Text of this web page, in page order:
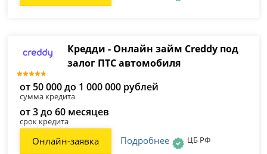
Кредди - Онлайн займ Creddy под
залог ПТС автомобиля
от 50 000 до 1 000 000 рублей
сумма кредита
от 3 до 60 месяцев
срок кредита
Онлайн-заявка Подробнее ЦБ РФ